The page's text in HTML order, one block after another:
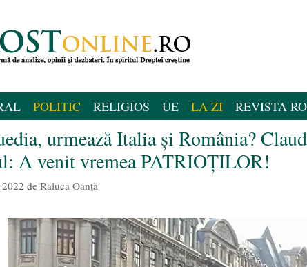
POLITIC RELIGIOS UE LA ZI REVISTA
urmează Italia și România?
A venit vremea PATRIOȚILOR!
de Raluca Oanță